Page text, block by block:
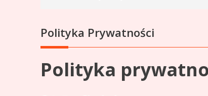
Polityka Prywatności
Polityka